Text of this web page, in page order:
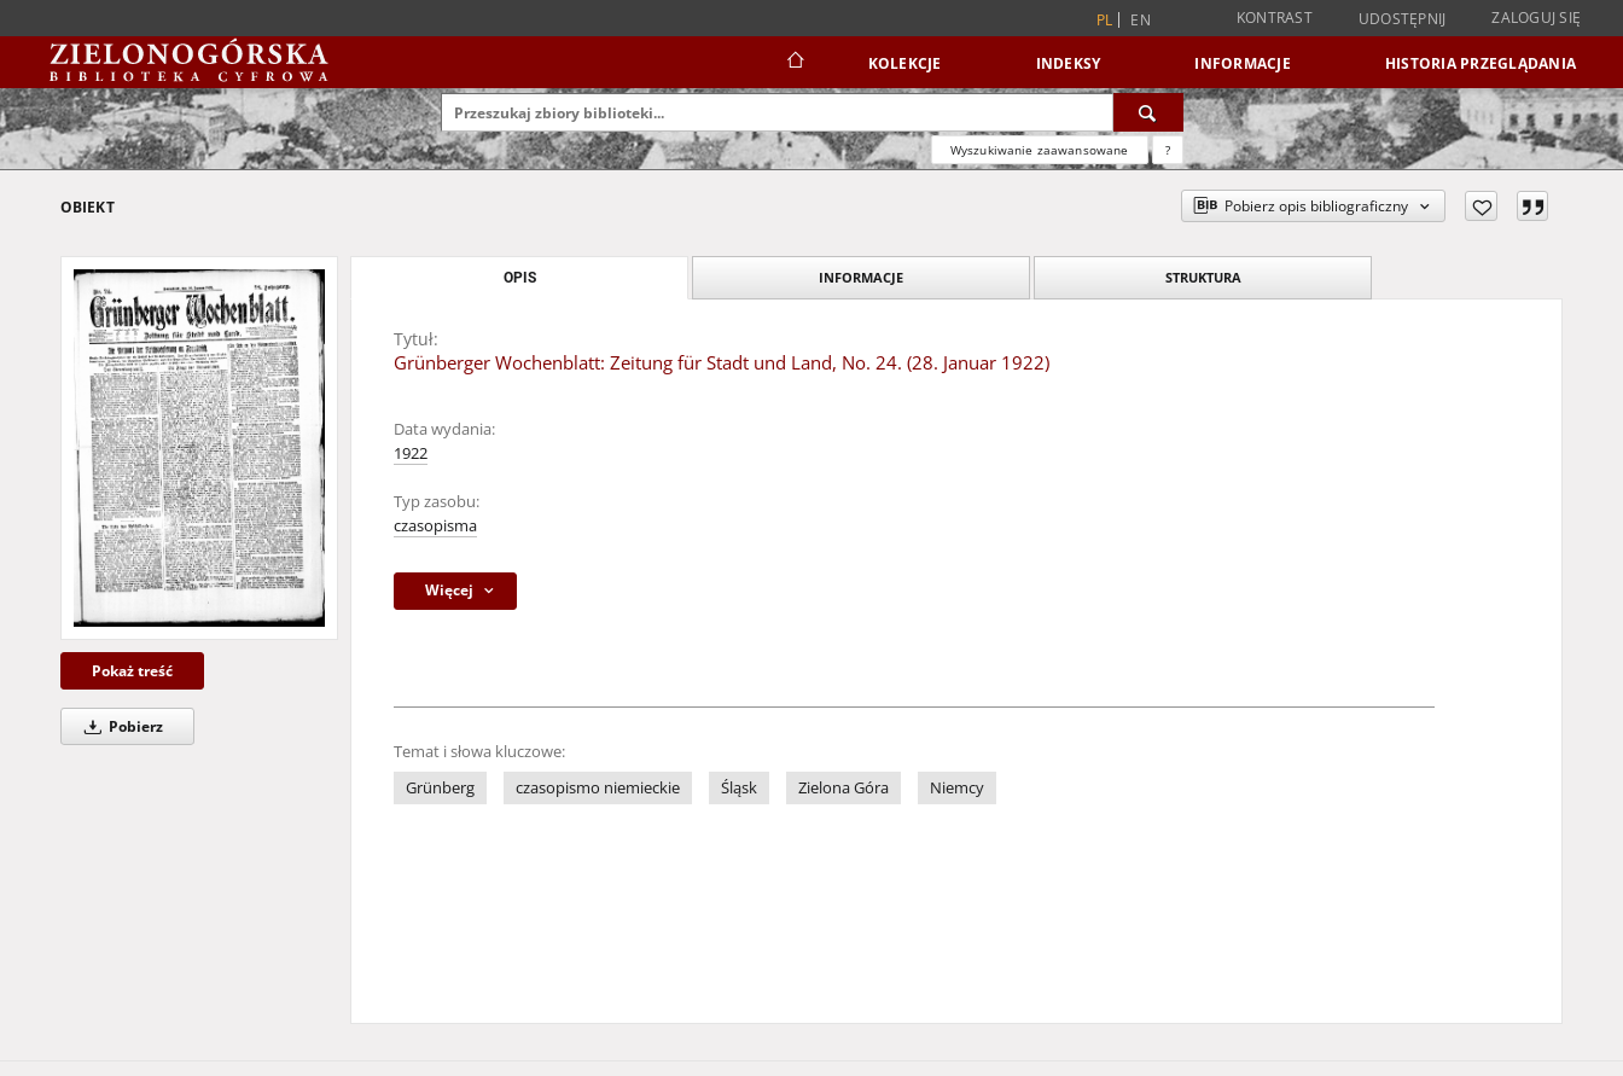
PL EN KONTRAST UDOSTĘPNIJ ZALOGUJ SIĘ
KOLEKCJE INDEKSY INFORMACJE HISTORIA PRZEGLĄDANIA
Wyszukiwanie zaawansowane ?
OBIEKT Pobierz opis bibliograficzny
Pokaż treść
Pobierz
OPIS INFORMACJE STRUKTURA
Tytuł:
Grünberger Wochenblatt: Zeitung für Stadt und Land, No. 24. (28. Januar 1922)
Data wydania:
1922
Typ zasobu:
czasopisma
Więcej
Temat i słowa kluczowe:
Grünberg
czasopismo niemieckie Śląsk Zielona Góra Niemcy